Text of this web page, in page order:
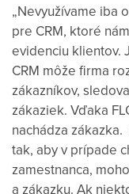
„Nevyužívame iba
pre CRM, ktoré
evidenciu klientov.
CRM môže firma
zákazníkov,
zákaziek. Vďaka
nachádza
tak, aby v prípade
zamestnanca,
a zákazku. Ak